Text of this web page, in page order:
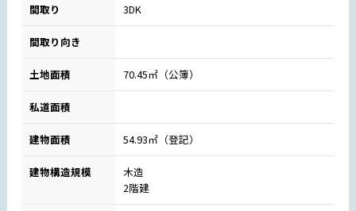
間取り 3DK
間取り向き
土地面積 70.45㎡（公簿）
私道面積
建物面積 54.93㎡（登記）
建物構造規模
木造
2階建